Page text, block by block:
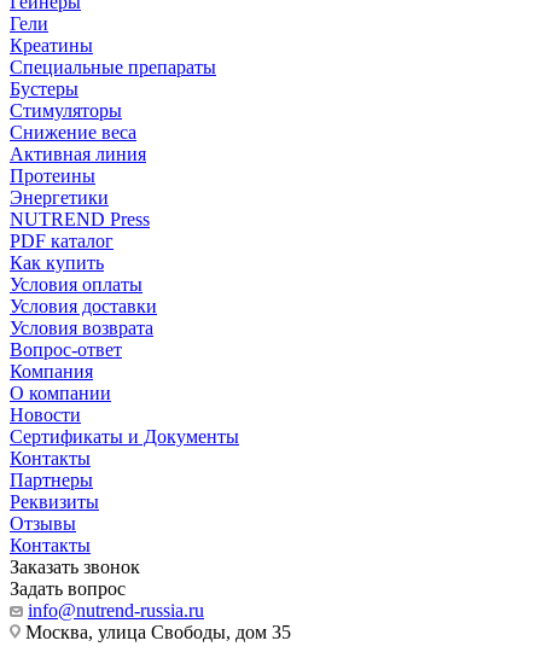
Гели
Креатины
Специальные препараты
Бустеры
Стимуляторы
Снижение веса
Активная линия
Протеины
Энергетики
NUTREND Press
PDF каталог
Как купить
Условия оплаты
Условия доставки
Условия возврата
Вопрос-ответ
Компания
О компании
Новости
Сертификаты и Документы
Контакты
Партнеры
Реквизиты
Отзывы
Контакты
Заказать звонок
Задать вопрос
info@nutrend-russia.ru
Москва, улица Свободы, дом 35